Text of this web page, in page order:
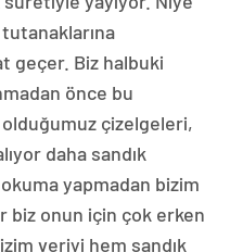
geçer. Biz halbuki
önce bu
çizelgeleri,
daha sandık
yapmadan bizim
onun için çok erken
veriyi hem sandık